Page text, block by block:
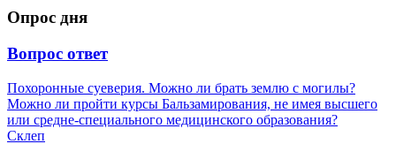
Опрос дня
Вопрос ответ
Похоронные суеверия. Можно ли брать землю с могилы?
Можно ли пройти курсы Бальзамирования, не имея высшего
или средне-специального медицинского образования?
Склеп